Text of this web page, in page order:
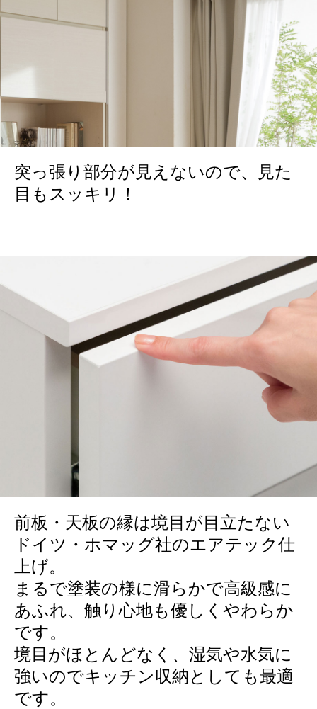
突っ張り部分が見えないので、見た
目もスッキリ！
前板・天板の縁は境目が目立たない
ドイツ・ホマッグ社のエアテック仕
上げ。
まるで塗装の様に滑らかで高級感に
あふれ、触り心地も優しくやわらか
です。
境目がほとんどなく、湿気や水気に
強いのでキッチン収納としても最適
です。